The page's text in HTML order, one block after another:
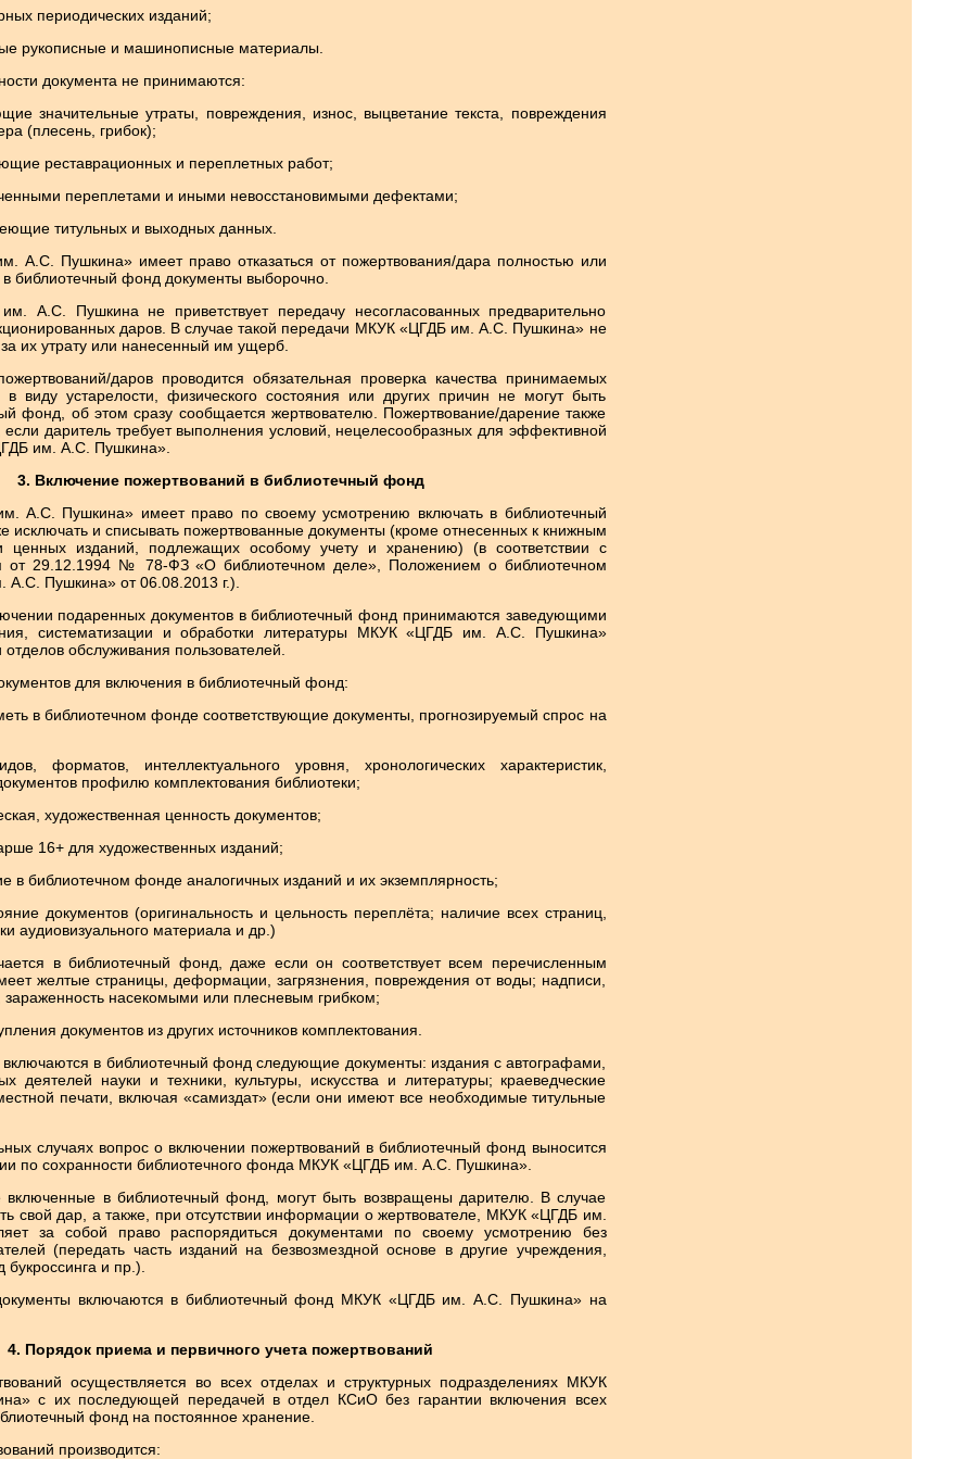
периодических изданий;
рукописные и машинописные материалы.
документа не принимаются:
значительные утраты, повреждения, износ, выцветание текста, повреждения
(плесень, грибок);
реставрационных и переплетных работ;
переплетами и иными невосстановимыми дефектами;
титульных и выходных данных.
А.С. Пушкина» имеет право отказаться от пожертвования/дара полностью или
в библиотечный фонд документы выборочно.
А.С. Пушкина не приветствует передачу несогласованных предварительно
даров. В случае такой передачи МКУК «ЦГДБ им. А.С. Пушкина» не
за их утрату или нанесенный им ущерб.
даров проводится обязательная проверка качества принимаемых
виду устарелости, физического состояния или других причин не могут быть
фонд, об этом сразу сообщается жертвователю. Пожертвование/дарение также
если даритель требует выполнения условий, нецелесообразных для эффективной
им. А.С. Пушкина».
3. Включение пожертвований в библиотечный фонд
А.С. Пушкина» имеет право по своему усмотрению включать в библиотечный
исключать и списывать пожертвованные документы (кроме отнесенных к книжным
ценных изданий, подлежащих особому учету и хранению) (в соответствии с
от 29.12.1994 № 78-ФЗ «О библиотечном деле», Положением о библиотечном
Пушкина» от 06.08.2013 г.).
подаренных документов в библиотечный фонд принимаются заведующими
систематизации и обработки литературы МКУК «ЦГДБ им. А.С. Пушкина»
обслуживания пользователей.
для включения в библиотечный фонд:
в библиотечном фонде соответствующие документы, прогнозируемый спрос на
форматов, интеллектуального уровня, хронологических характеристик,
профилю комплектования библиотеки;
художественная ценность документов;
16+ для художественных изданий;
в библиотечном фонде аналогичных изданий и их экземплярность;
документов (оригинальность и цельность переплёта; наличие всех страниц,
аудиовизуального материала и др.)
в библиотечный фонд, даже если он соответствует всем перечисленным
желтые страницы, деформации, загрязнения, повреждения от воды; надписи,
насекомыми или плесневым грибком;
документов из других источников комплектования.
включаются в библиотечный фонд следующие документы: издания с автографами,
деятелей науки и техники, культуры, искусства и литературы; краеведческие
печати, включая «самиздат» (если они имеют все необходимые титульные
случаях вопрос о включении пожертвований в библиотечный фонд выносится
по сохранности библиотечного фонда МКУК «ЦГДБ им. А.С. Пушкина».
включенные в библиотечный фонд, могут быть возвращены дарителю. В случае
свой дар, а также, при отсутствии информации о жертвователе, МКУК «ЦГДБ им.
за собой право распорядиться документами по своему усмотрению без
(передать часть изданий на безвозмездной основе в другие учреждения,
и пр.).
включаются в библиотечный фонд МКУК «ЦГДБ им. А.С. Пушкина» на
4. Порядок приема и первичного учета пожертвований
осуществляется во всех отделах и структурных подразделениях МКУК
с их последующей передачей в отдел КСиО без гарантии включения всех
фонд на постоянное хранение.
производится: